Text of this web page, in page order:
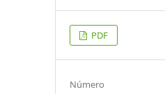
PDF
Número